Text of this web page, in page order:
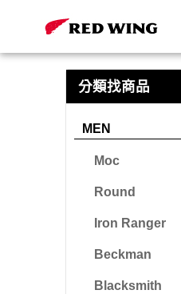
分類找商品
MEN
Moc
Round
Iron Ranger
Beckman
Blacksmith